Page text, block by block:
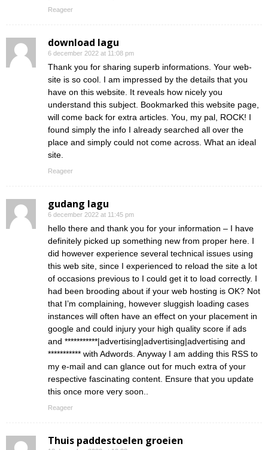
Reageer
download lagu
6 december 2022 at 11:08 pm
Thank you for sharing superb informations. Your web-
site is so cool. I am impressed by the details that you
have on this website. It reveals how nicely you
understand this subject. Bookmarked this website page,
will come back for extra articles. You, my pal, ROCK! I
found simply the info I already searched all over the
place and simply could not come across. What an ideal
site.
Reageer
gudang lagu
6 december 2022 at 11:45 pm
hello there and thank you for your information – I have
definitely picked up something new from proper here. I
did however experience several technical issues using
this web site, since I experienced to reload the site a lot
of occasions previous to I could get it to load correctly. I
had been brooding about if your web hosting is OK? Not
that I’m complaining, however sluggish loading cases
instances will often have an effect on your placement in
google and could injury your high quality score if ads
and ***********|advertising|advertising|advertising and
*********** with Adwords. Anyway I am adding this RSS to
my e-mail and can glance out for much extra of your
respective fascinating content. Ensure that you update
this once more very soon..
Reageer
Thuis paddestoelen groeien